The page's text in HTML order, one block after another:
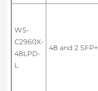
WS-
C2960X-
48LPD-
L
48 and 2 SFP+